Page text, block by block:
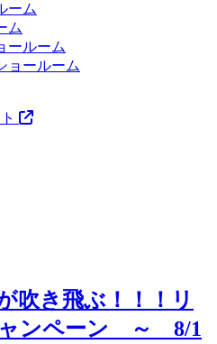
ーム
ム
ールーム
ョールーム
き飛ぶ！！！リ
ャンペーン ～ 8/1